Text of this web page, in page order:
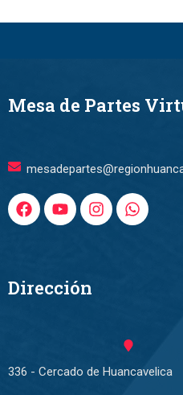
Mesa de Partes
Dirección
336 - Cercado de Huancavelica